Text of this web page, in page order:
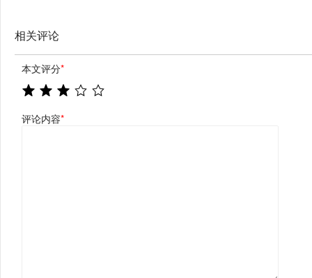
相关评论
本文评分*
评论内容*